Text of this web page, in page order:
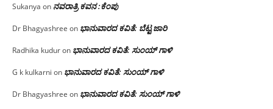
Sukanya on ನವರಾತ್ರಿ ಕವನ :ಕೆಂಪು
Dr Bhagyashree on ಭಾನುವಾರದ ಕವಿತೆ: ಬೆಟ್ಟ ಜಾರಿ
Radhika kuduron ಭಾನುವಾರದ ಕವಿತೆ: ಸುಂಯ್ ಗಾಳಿ
G k kulkarni on ಭಾನುವಾರದ ಕವಿತೆ: ಸುಂಯ್ ಗಾಳಿ
Dr Bhagyashree on ಭಾನುವಾರದ ಕವಿತೆ: ಸುಂಯ್ ಗಾಳಿ